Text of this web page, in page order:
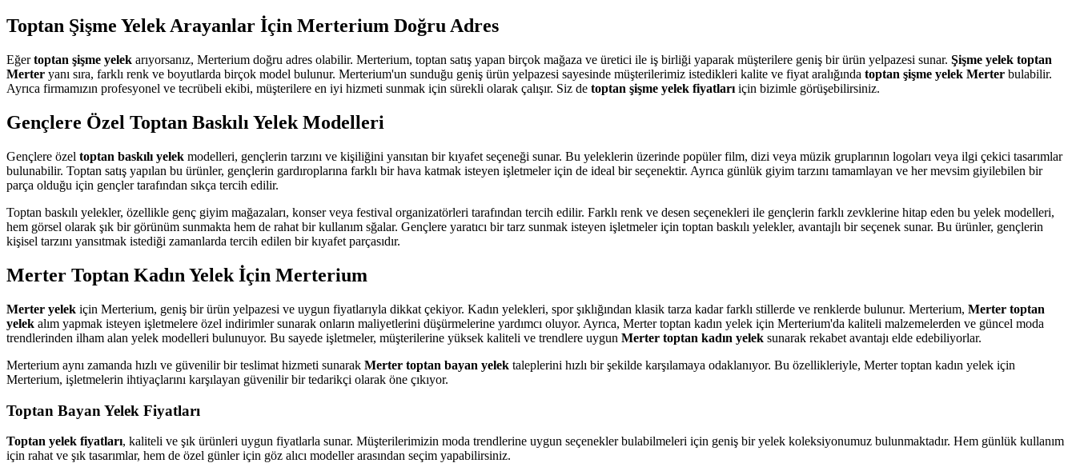
Toptan Şişme Yelek Arayanlar İçin Merterium Doğru Adres
Eğertoptan şişme yelek arıyorsanız, Merterium doğru adres olabilir. Merterium, toptan satış yapan birçok mağaza ve üretici ile iş birliği yaparak müşterilere geniş bir ürün yelpazesi sunar. Şişme yelek toptan
Merter yanı sıra, farklı renk ve boyutlarda birçok model bulunur. Merterium'un sunduğu geniş ürün yelpazesi sayesinde müşterilerimiz istedikleri kalite ve fiyat aralığında toptan şişme yelek Merter bulabilir.
Ayrıca firmamızın profesyonel ve tecrübeli ekibi, müşterilere en iyi hizmeti sunmak için sürekli olarak çalışır. Siz de toptan şişme yelek fiyatları için bizimle görüşebilirsiniz.
Gençlere Özel Toptan Baskılı Yelek Modelleri
Gençlere özel toptan baskılı yelek modelleri, gençlerin tarzını ve kişiliğini yansıtan bir kıyafet seçeneği sunar. Bu yeleklerin üzerinde popüler film, dizi veya müzik gruplarının logoları veya ilgi çekici tasarımlar
bulunabilir. Toptan satış yapılan bu ürünler, gençlerin gardıroplarına farklı bir hava katmak isteyen işletmeler için de ideal bir seçenektir. Ayrıca günlük giyim tarzını tamamlayan ve her mevsim giyilebilen bir
parça olduğu için gençler tarafından sıkça tercih edilir.
Toptan baskılı yelekler, özellikle genç giyim mağazaları, konser veya festival organizatörleri tarafından tercih edilir. Farklı renk ve desen seçenekleri ile gençlerin farklı zevklerine hitap eden bu yelek modelleri,
hem görsel olarak şık bir görünüm sunmakta hem de rahat bir kullanım sğalar. Gençlere yaratıcı bir tarz sunmak isteyen işletmeler için toptan baskılı yelekler, avantajlı bir seçenek sunar. Bu ürünler, gençlerin
kişisel tarzını yansıtmak istediği zamanlarda tercih edilen bir kıyafet parçasıdır.
Merter Toptan Kadın Yelek İçin Merterium
Merter yelek için Merterium, geniş bir ürün yelpazesi ve uygun fiyatlarıyla dikkat çekiyor. Kadın yelekleri, spor şıklığından klasik tarza kadar farklı stillerde ve renklerde bulunur. Merterium, Merter toptan
yelek alım yapmak isteyen işletmelere özel indirimler sunarak onların maliyetlerini düşürmelerine yardımcı oluyor. Ayrıca, Merter toptan kadın yelek için Merterium'da kaliteli malzemelerden ve güncel moda
trendlerinden ilham alan yelek modelleri bulunuyor. Bu sayede işletmeler, müşterilerine yüksek kaliteli ve trendlere uygun Merter toptan kadın yelek sunarak rekabet avantajı elde edebiliyorlar.
Merterium aynı zamanda hızlı ve güvenilir bir teslimat hizmeti sunarak Merter toptan bayan yelek taleplerini hızlı bir şekilde karşılamaya odaklanıyor. Bu özellikleriyle, Merter toptan kadın yelek için
Merterium, işletmelerin ihtiyaçlarını karşılayan güvenilir bir tedarikçi olarak öne çıkıyor.
Toptan Bayan Yelek Fiyatları
Toptan yelek fiyatları, kaliteli ve şık ürünleri uygun fiyatlarla sunar. Müşterilerimizin moda trendlerine uygun seçenekler bulabilmeleri için geniş bir yelek koleksiyonumuz bulunmaktadır. Hem günlük kullanım
için rahat ve şık tasarımlar, hem de özel günler için göz alıcı modeller arasından seçim yapabilirsiniz.